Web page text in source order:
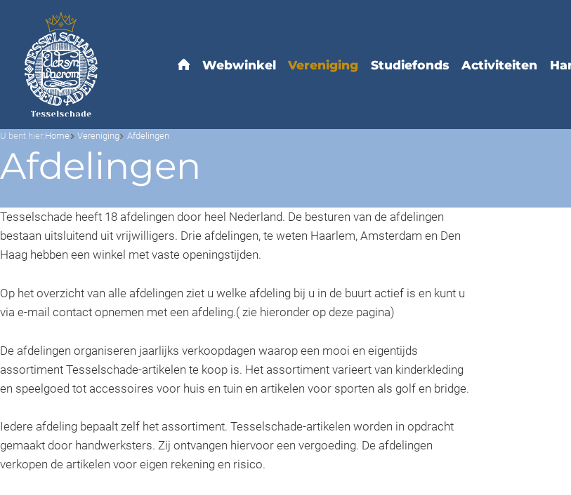
U bent hier:Home Vereniging Afdelingen
Afdelingen
Tesselschade heeft 18 afdelingen door heel Nederland. De besturen van de afdelingen
bestaan uitsluitend uit vrijwilligers. Drie afdelingen, te weten Haarlem, Amsterdam en Den
Haag hebben een winkel met vaste openingstijden.
Op het overzicht van alle afdelingen ziet u welke afdeling bij u in de buurt actief is en kunt u
via e-mail contact opnemen met een afdeling.( zie hieronder op deze pagina)
De afdelingen organiseren jaarlijks verkoopdagen waarop een mooi en eigentijds
assortiment Tesselschade-artikelen te koop is. Het assortiment varieert van kinderkleding
en speelgoed tot accessoires voor huis en tuin en artikelen voor sporten als golf en bridge.
Iedere afdeling bepaalt zelf het assortiment. Tesselschade-artikelen worden in opdracht
gemaakt door handwerksters. Zij ontvangen hiervoor een vergoeding. De afdelingen
verkopen de artikelen voor eigen rekening en risico.